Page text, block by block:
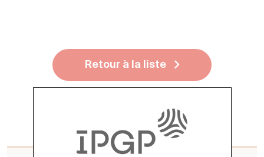
Retour à la liste